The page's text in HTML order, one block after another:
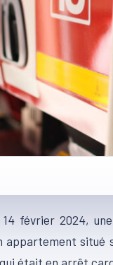
février 2024,
appartement